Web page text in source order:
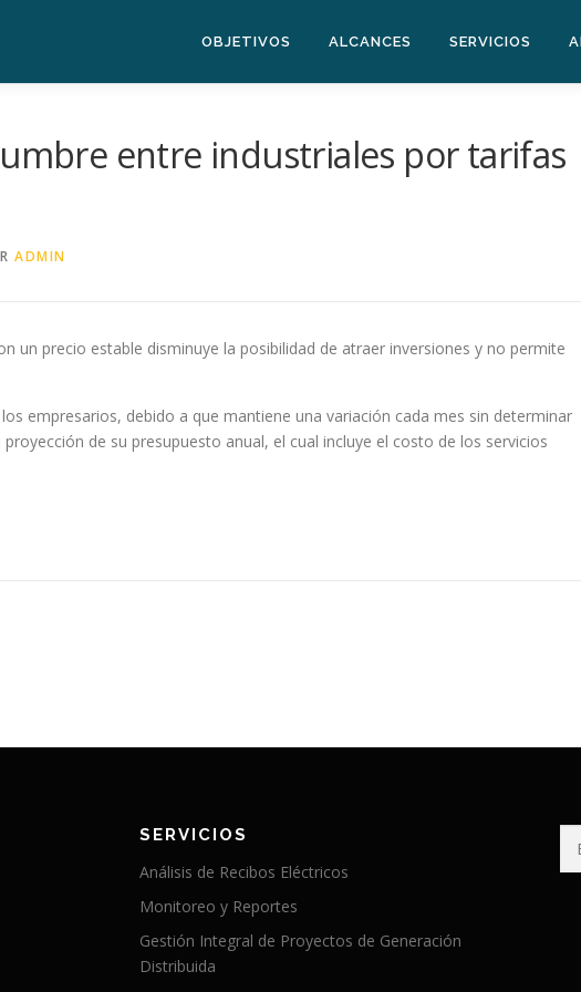
OBJETIVOS ALCANCES SERVICIOS
entre industriales por tarifas
ADMIN
un precio estable disminuye la posibilidad de atraer inversiones y no permite
empresarios, debido a que mantiene una variación cada mes sin determinar
de su presupuesto anual, el cual incluye el costo de los servicios
SERVICIOS
Análisis de Recibos Eléctricos
Monitoreo y Reportes
Gestión Integral de Proyectos de Generación
Distribuida